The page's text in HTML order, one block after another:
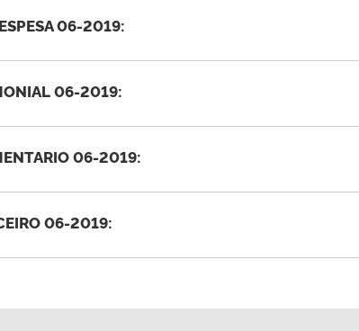
06-2019:
06-2019:
06-2019:
06-2019: